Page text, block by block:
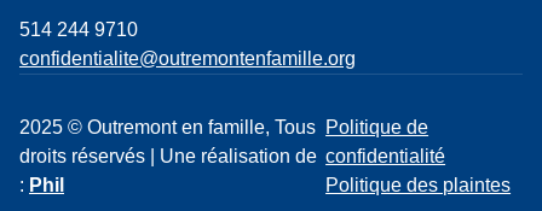
514 244 9710
confidentialite@outremontenfamille.org
2025 © Outremont en famille, Tous
droits réservés | Une réalisation de
: Phil
Politique de
confidentialité
Politique des plaintes